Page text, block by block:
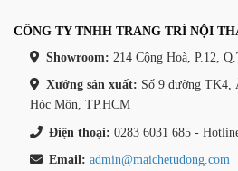
CÔNG TY TNHH TRANG TRÍ NỘI
Showroom: 214 Cộng Hoà, P.12,
Xưởng sản xuất: Số 9 đường TK4,
Hóc Môn, TP.HCM
Điện thoại: 0283 6031 685 -
Email: admin@maichetudong.com